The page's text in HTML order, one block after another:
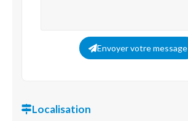
Envoyer votre message
Localisation